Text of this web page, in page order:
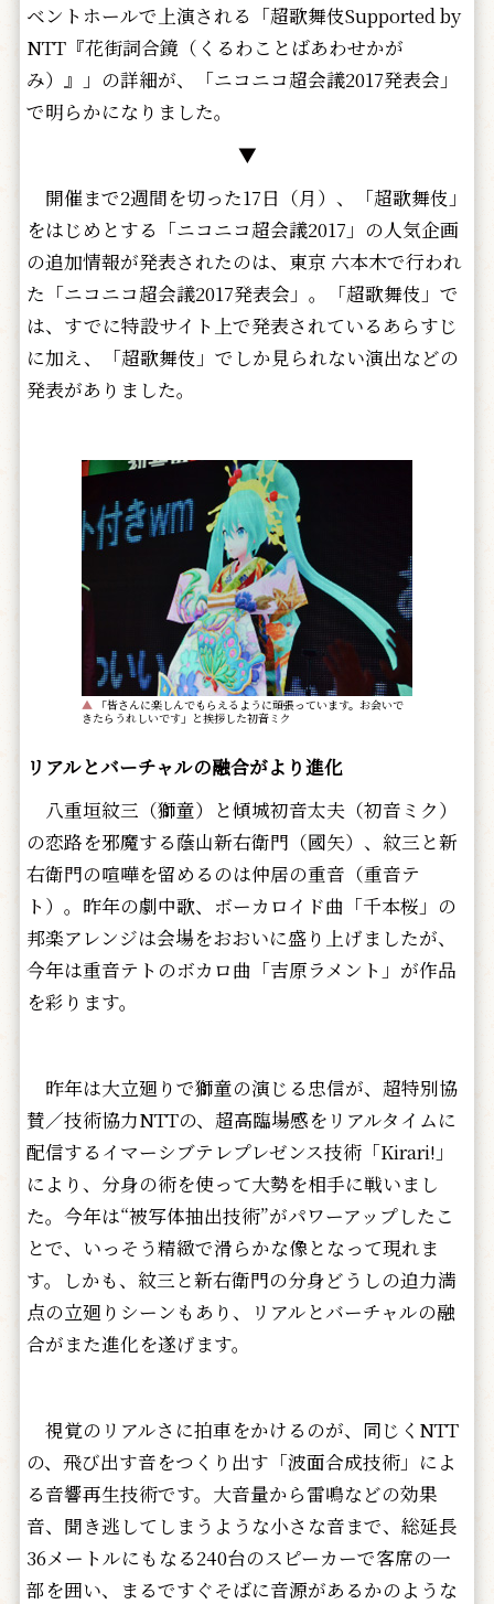
ベントホールで上演される「超歌舞伎Supported by
NTT『花街詞合鏡（くるわことばあわせかが
み）』」の詳細が、「ニコニコ超会議2017発表会」
で明らかになりました。
▼
開催まで2週間を切った17日（月）、「超歌舞伎」
をはじめとする「ニコニコ超会議2017」の人気企画
の追加情報が発表されたのは、東京 六本木で行われ
た「ニコニコ超会議2017発表会」。「超歌舞伎」で
は、すでに特設サイト上で発表されているあらすじ
に加え、「超歌舞伎」でしか見られない演出などの
発表がありました。
▲ 「皆さんに楽しんでもらえるように頑張っています。お会いで
きたらうれしいです」と挨拶した初音ミク
リアルとバーチャルの融合がより進化
八重垣紋三（獅童）と傾城初音太夫（初音ミク）
の恋路を邪魔する蔭山新右衛門（國矢）、紋三と新
右衛門の喧嘩を留めるのは仲居の重音（重音テ
ト）。昨年の劇中歌、ボーカロイド曲「千本桜」の
邦楽アレンジは会場をおおいに盛り上げましたが、
今年は重音テトのボカロ曲「吉原ラメント」が作品
を彩ります。
昨年は大立廻りで獅童の演じる忠信が、超特別協
賛／技術協力NTTの、超高臨場感をリアルタイムに
配信するイマーシブテレプレゼンス技術「Kirari!」
により、分身の術を使って大勢を相手に戦いまし
た。今年は“被写体抽出技術”がパワーアップしたこ
とで、いっそう精緻で滑らかな像となって現れま
す。しかも、紋三と新右衛門の分身どうしの迫力満
点の立廻りシーンもあり、リアルとバーチャルの融
合がまた進化を遂げます。
視覚のリアルさに拍車をかけるのが、同じくNTT
の、飛び出す音をつくり出す「波面合成技術」によ
る音響再生技術です。大音量から雷鳴などの効果
音、聞き逃してしまうような小さな音まで、総延長
36メートルにもなる240台のスピーカーで客席の一
部を囲い、まるですぐそばに音源があるかのような